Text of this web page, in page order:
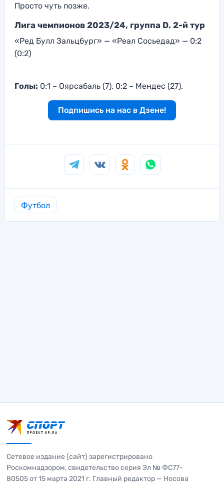
Просто чуть позже.
Лига чемпионов 2023/24, группа D. 2-й тур
«Ред Булл Зальцбург» — «Реал Сосьедад» — 0:2
(0:2)
Голы: 0:1 – Оярсабаль (7), 0:2 – Мендес (27).
Подпишись на нас в Дзене!
Футбол
Сетевое издание (сайт) зарегистрировано
Роскомнадзором, свидетельство серия Эл № ФС77-
80505 от 15 марта 2021 г. Главный редактор — Носова